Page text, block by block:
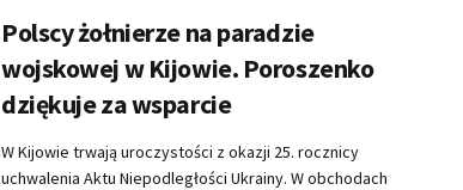
Polscy żołnierze na paradzie
wojskowej w Kijowie. Poroszenko
dziękuje za wsparcie
W Kijowie trwają uroczystości z okazji 25. rocznicy
uchwalenia Aktu Niepodległości Ukrainy. W obchodach